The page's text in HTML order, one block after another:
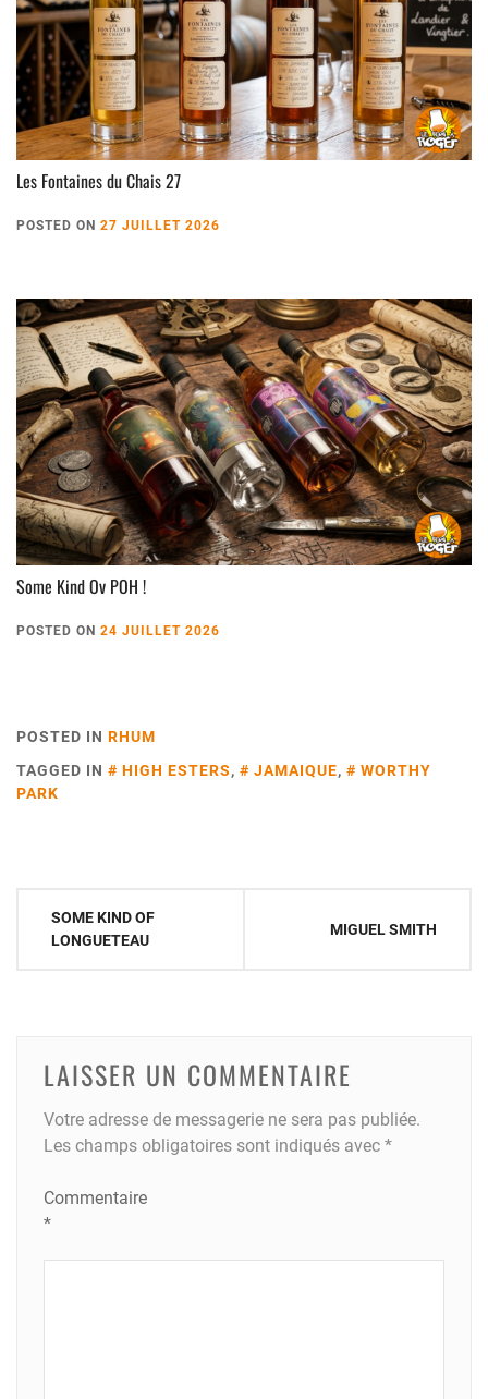
Les Fontaines du Chais 27
POSTED ON 27 JUILLET 2026
Some Kind Ov POH !
POSTED ON 24 JUILLET 2026
POSTED IN RHUM
TAGGED IN
HIGH ESTERS, JAMAIQUE,
WORTHY
PARK
Navigation
SOME KIND OF
LONGUETEAU
MIGUEL SMITH
LAISSER UN COMMENTAIRE
Votre adresse de messagerie ne sera pas publiée.
Les champs obligatoires sont indiqués avec *
Commentaire
*